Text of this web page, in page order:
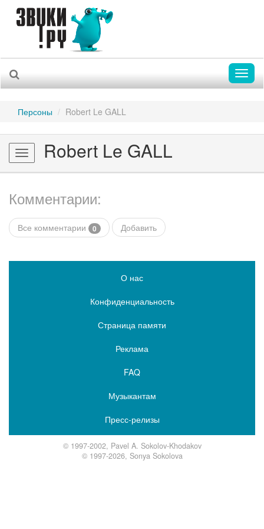
Персоны Robert Le GALL
Toggle
navigation
Robert Le GALL
Комментарии:
Все комментарии 0 Добавить
О нас
Конфиденциальность
Страница памяти
Реклама
FAQ
Музыкантам
Пресс-релизы
© 1997-2002, Pavel A. Sokolov-Khodakov
© 1997-2026, Sonya Sokolova